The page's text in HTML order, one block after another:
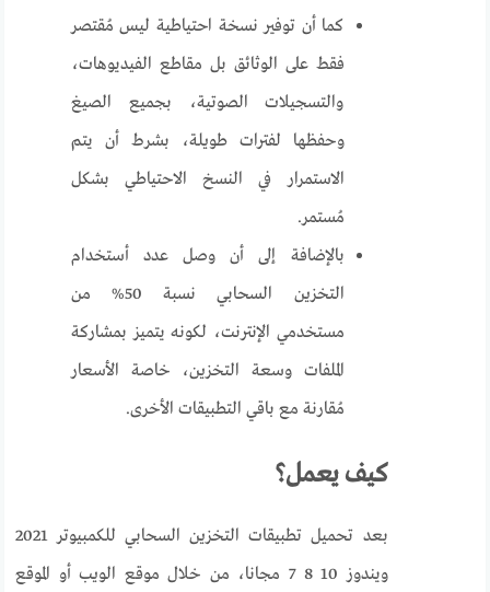
كما أن توفير نسخة احتياطية ليس مُقتصر
فقط على الوثائق بل مقاطع الفيديوهات،
والتسجيلات الصوتية، بجميع الصيغ
وحفظها لفترات طويلة، بشرط أن يتم
الاستمرار في النسخ الاحتياطي بشكل
مُستمر.
بالإضافة إلى أن وصل عدد أستخدام
التخزين السحابي نسبة 50% من
مستخدمي الإنترنت، لكونه يتميز بمشاركة
الملفات وسعة التخزين، خاصة الأسعار
مُقارنة مع باقي التطبيقات الأخرى.
كيف يعمل؟
بعد تحميل تطبيقات التخزين السحابي للكمبيوتر 2021
ويندوز 10 8 7 مجانا، من خلال موقع الويب أو الموقع